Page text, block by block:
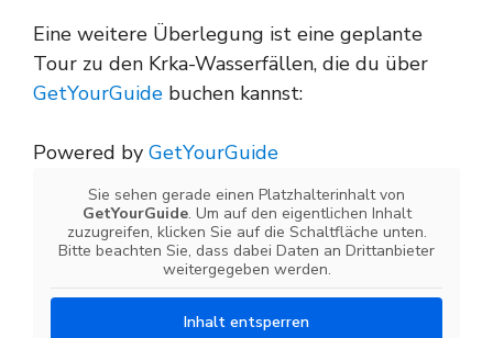
Eine weitere Überlegung ist eine geplante
Tour zu den Krka-Wasserfällen, die du über
GetYourGuide buchen kannst:
Powered by GetYourGuide
Sie sehen gerade einen Platzhalterinhalt von
GetYourGuide. Um auf den eigentlichen Inhalt
zuzugreifen, klicken Sie auf die Schaltfläche unten.
Bitte beachten Sie, dass dabei Daten an Drittanbieter
weitergegeben werden.
Inhalt entsperren